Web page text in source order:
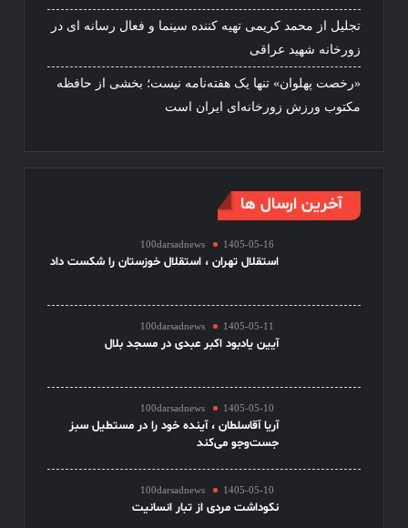
تجلیل از محمد کریمی تهیه کننده سینما و فعال رسانه ای در
زورخانه شهید عراقی
«رخصت پهلوان» تنها یک هفته‌نامه نیست؛ بخشی از حافظه
مکتوب ورزش زورخانه‌ای ایران است
آخرین ارسال ها
100darsadnews 1405-05-16
استقلال تهران ، استقلال خوزستان را شکست داد
100darsadnews 1405-05-11
آیین یادبود اکبر عبدی در مسجد بلال
100darsadnews 1405-05-10
آریا آقاسلطان ، آینده خود را در مستطیل سبز
جست‌وجو می‌کند
100darsadnews 1405-05-10
نکوداشت مردی از تبار انسانیت